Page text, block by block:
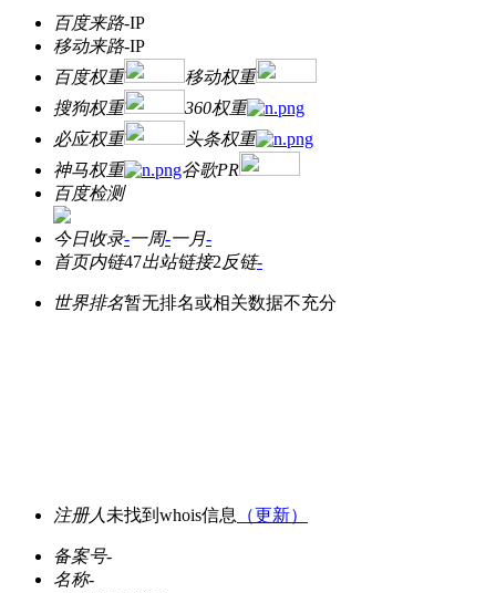
百度来路-IP
移动来路-IP
百度权重
移动权重
搜狗权重
360权重
必应权重
头条权重
神马权重
谷歌PR
百度检测
今日收录-一周-一月-
首页内链47出站链接2反链-
世界排名暂无排名或相关数据不充分
注册人 未找到whois信息 （更新）
备案号-
名称-